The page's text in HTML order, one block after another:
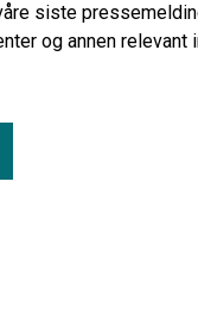
siste
og annen relevant